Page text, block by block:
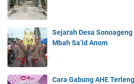
Sejarah Desa Sonoageng
Mbah Sa’id Anom
Cara Gabung AHE